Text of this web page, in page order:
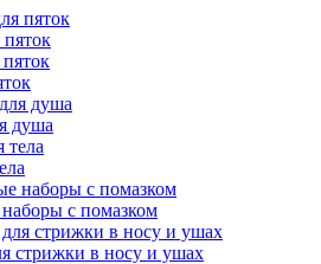
душа
с помазком
стрижки в носу и ушах